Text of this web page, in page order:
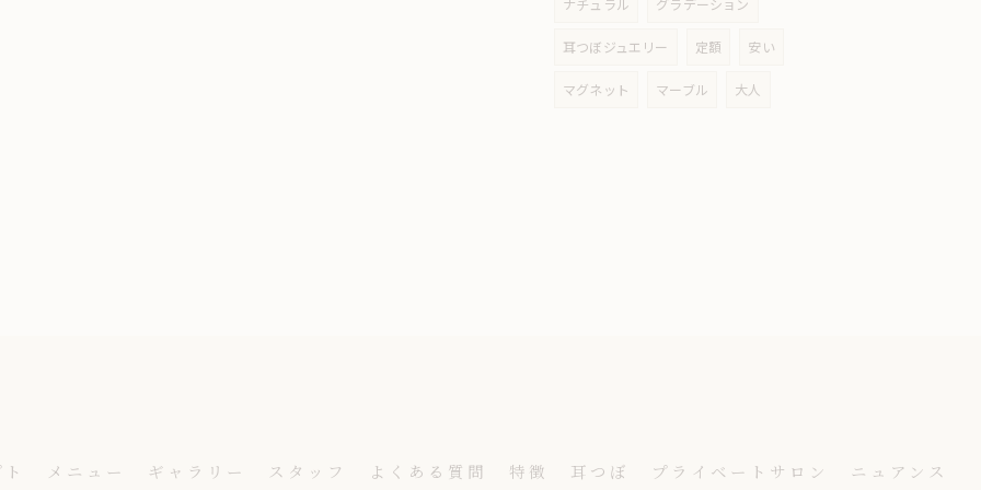
ナチュラル グラデーション
耳つぼジュエリー 定額 安い
マグネット マーブル 大人
メニュー ギャラリー スタッフ よくある質問 特徴 耳つぼ プライベートサロン ニュアンス